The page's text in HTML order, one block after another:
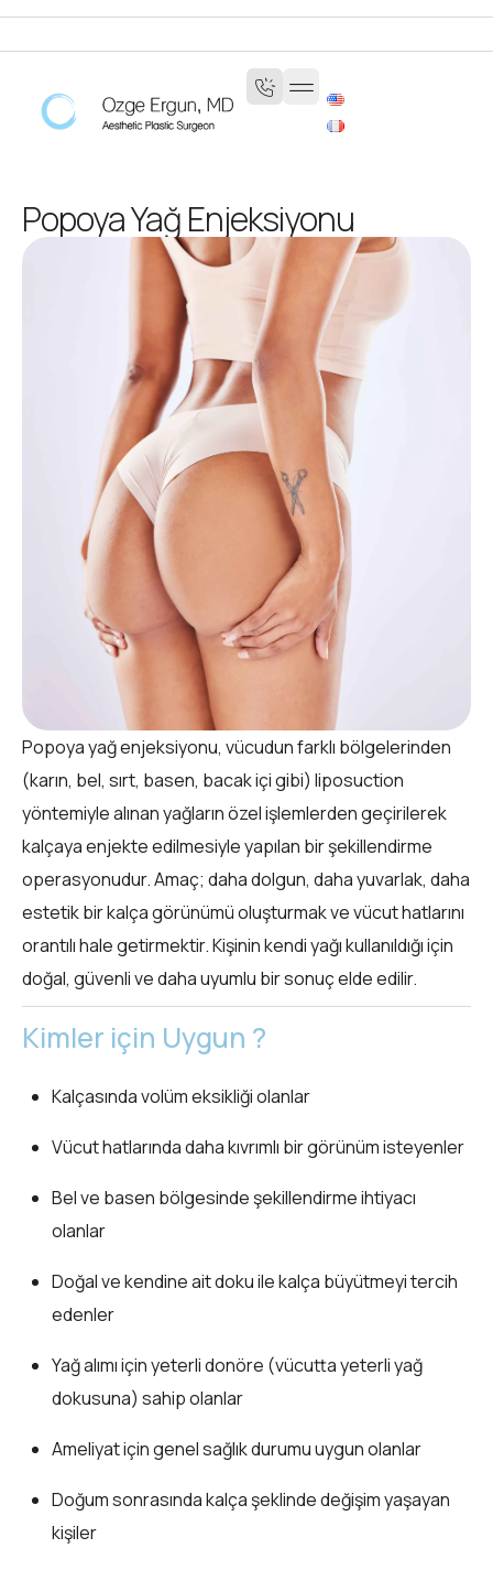
Popoya Yağ Enjeksiyonu
Popoya yağ enjeksiyonu, vücudun farklı bölgelerinden
(karın, bel, sırt, basen, bacak içi gibi) liposuction
yöntemiyle alınan yağların özel işlemlerden geçirilerek
kalçaya enjekte edilmesiyle yapılan bir şekillendirme
operasyonudur. Amaç; daha dolgun, daha yuvarlak, daha
estetik bir kalça görünümü oluşturmak ve vücut hatlarını
orantılı hale getirmektir. Kişinin kendi yağı kullanıldığı için
doğal, güvenli ve daha uyumlu bir sonuç elde edilir.
Kimler için Uygun ?
Kalçasında volüm eksikliği olanlar
Vücut hatlarında daha kıvrımlı bir görünüm isteyenler
Bel ve basen bölgesinde şekillendirme ihtiyacı
olanlar
Doğal ve kendine ait doku ile kalça büyütmeyi tercih
edenler
Yağ alımı için yeterli donöre (vücutta yeterli yağ
dokusuna) sahip olanlar
Ameliyat için genel sağlık durumu uygun olanlar
Doğum sonrasında kalça şeklinde değişim yaşayan
kişiler